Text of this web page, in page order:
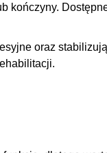
kończyny.
oraz